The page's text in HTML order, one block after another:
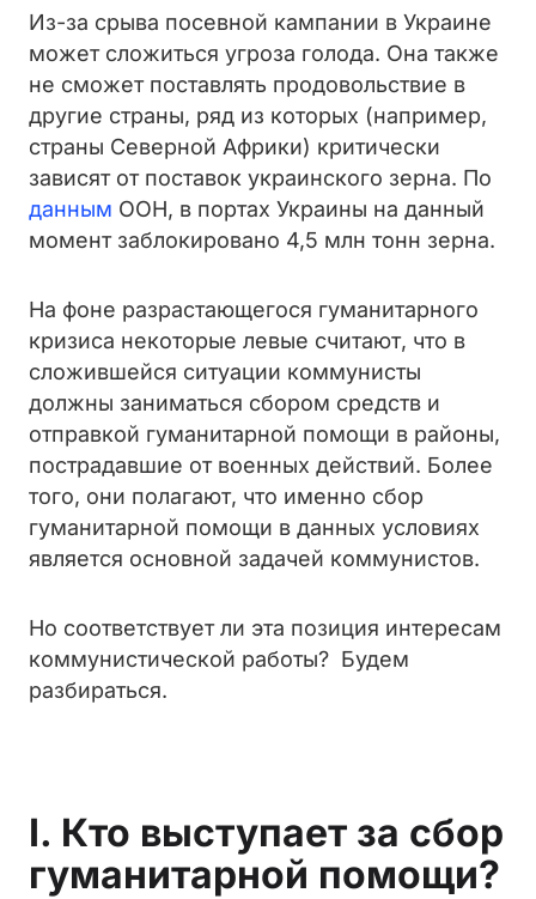
Из-за срыва посевной кампании в Украине
может сложиться угроза голода. Она также
не сможет поставлять продовольствие в
другие страны, ряд из которых (например,
страны Северной Африки) критически
зависят от поставок украинского зерна. По
данным ООН, в портах Украины на данный
момент заблокировано 4,5 млн тонн зерна.
На фоне разрастающегося гуманитарного
кризиса некоторые левые считают, что в
сложившейся ситуации коммунисты
должны заниматься сбором средств и
отправкой гуманитарной помощи в районы,
пострадавшие от военных действий. Более
того, они полагают, что именно сбор
гуманитарной помощи в данных условиях
является основной задачей коммунистов.
Но соответствует ли эта позиция интересам
коммунистической работы? Будем
разбираться.
I. Кто выступает за сбор
гуманитарной помощи?